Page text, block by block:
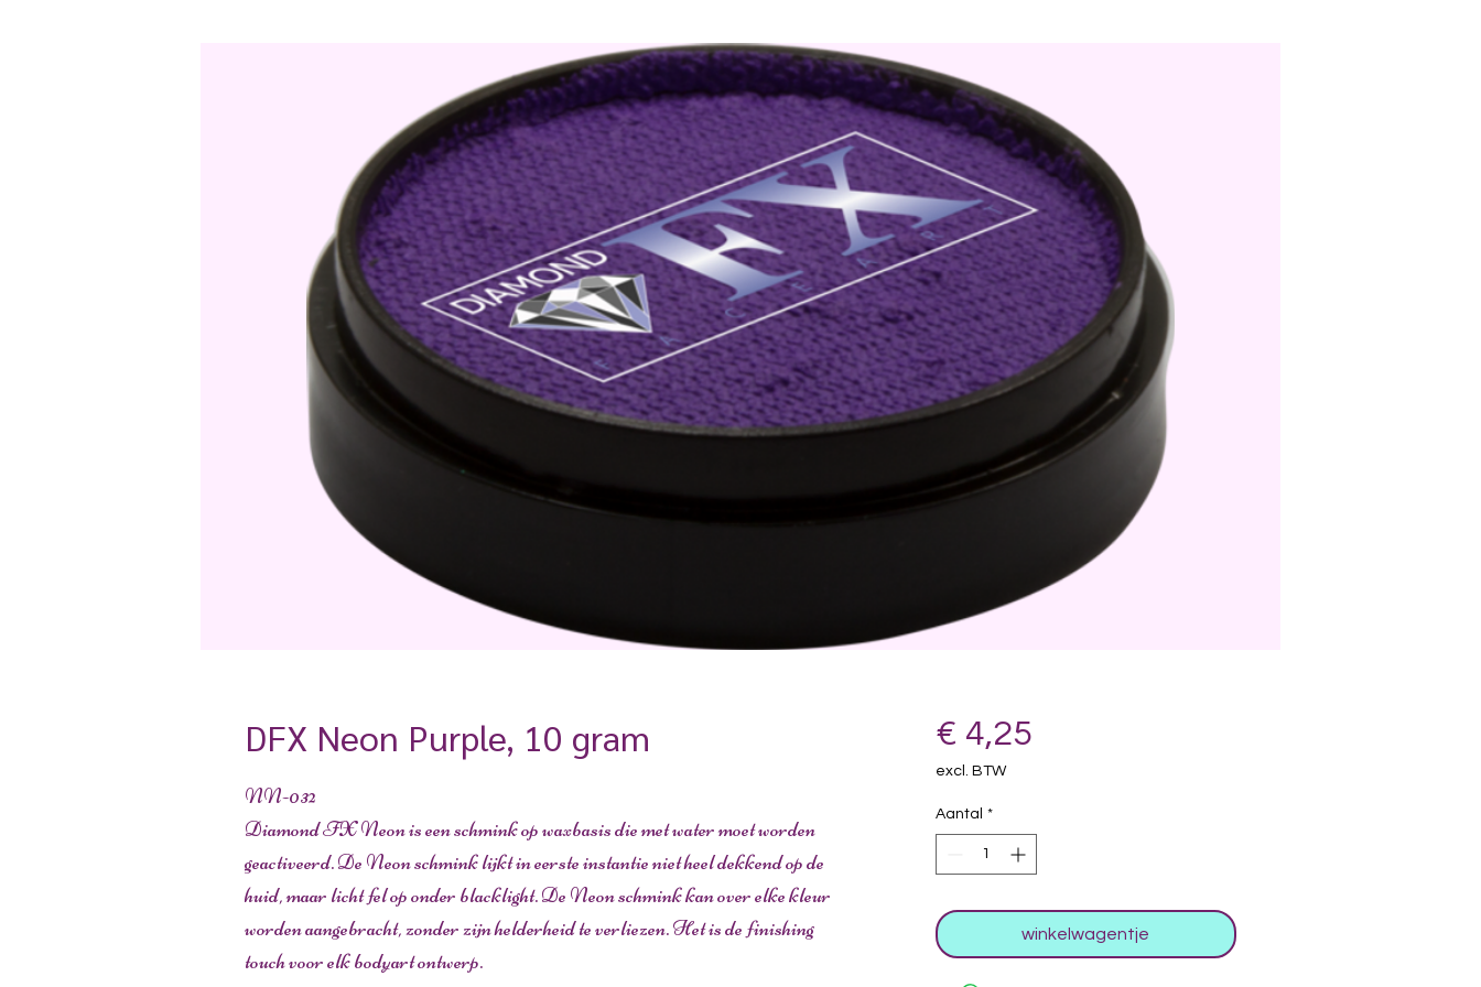
DFX Neon Purple, 10 gram
NN-032
Diamond FX Neon is een schmink op waxbasis die met water moet worden
geactiveerd. De Neon schmink lijkt in eerste instantie niet heel dekkend op de
huid, maar licht fel op onder blacklight. De Neon schmink kan over elke kleur
worden aangebracht, zonder zijn helderheid te verliezen. Het is de finishing
touch voor elk bodyart ontwerp.
€ 4,25Prijs
excl. BTW
Aantal *
winkelwagentje